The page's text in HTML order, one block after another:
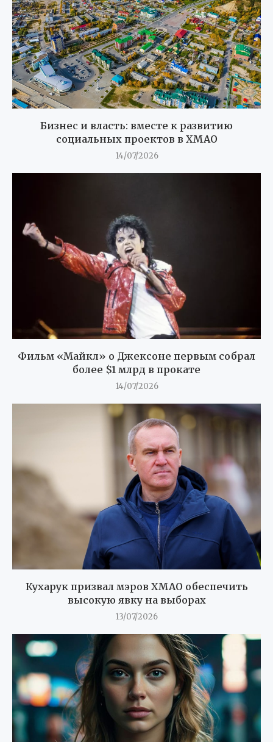
Бизнес и власть: вместе к развитию
социальных проектов в ХМАО
14/07/2026
Фильм «Майкл» о Джексоне первым собрал
более $1 млрд в прокате
14/07/2026
Кухарук призвал мэров ХМАО обеспечить
высокую явку на выборах
13/07/2026